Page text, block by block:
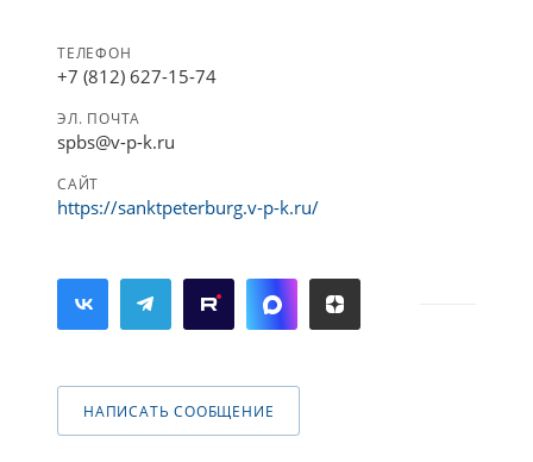
ТЕЛЕФОН
+7 (812) 627-15-74
ЭЛ. ПОЧТА
spbs@v-p-k.ru
САЙТ
https://sanktpeterburg.v-p-k.ru/
НАПИСАТЬ СООБЩЕНИЕ